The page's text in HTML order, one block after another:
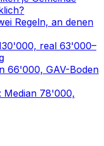
Regeln, an denen
real 63'000–
66'000, GAV-Boden
Median 78'000,